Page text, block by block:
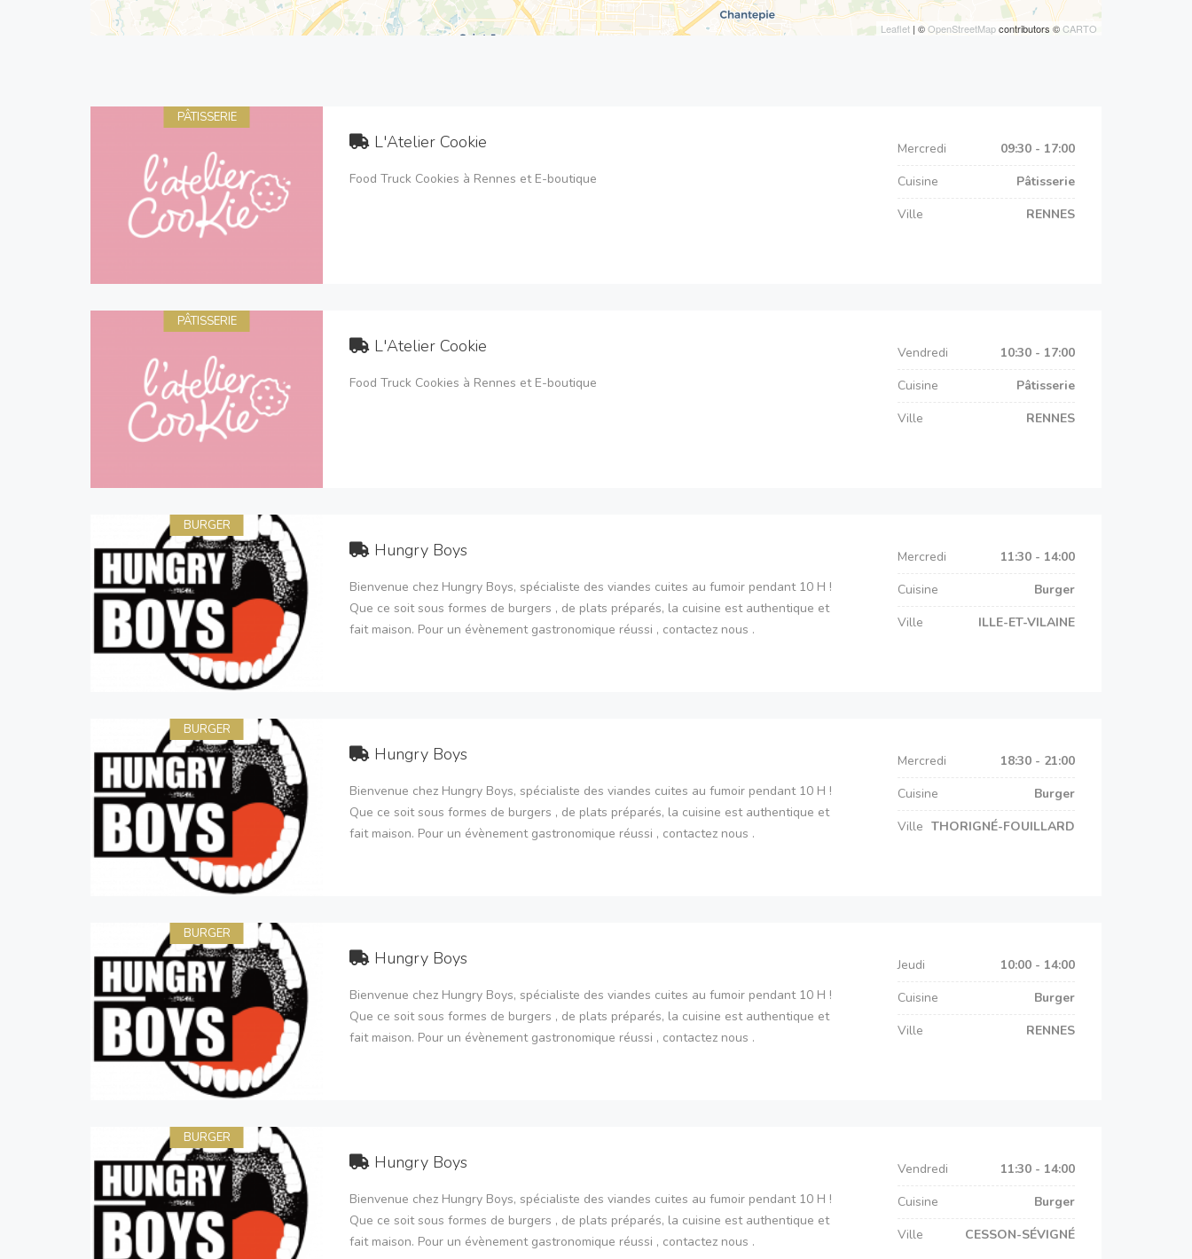
Leaflet | ©OpenStreetMapcontributors ©CARTO
PÂTISSERIE
L'Atelier Cookie
Food Truck Cookies à Rennes et E-boutique
Mercredi
09:30 - 17:00
Cuisine
Pâtisserie
Ville
RENNES
PÂTISSERIE
L'Atelier Cookie
Food Truck Cookies à Rennes et E-boutique
Vendredi
10:30 - 17:00
Cuisine
Pâtisserie
Ville
RENNES
BURGER
Hungry Boys
Bienvenue chez Hungry Boys, spécialiste des viandes cuites au fumoir pendant 10 H !
Que ce soit sous formes de burgers , de plats préparés, la cuisine est authentique et
fait maison. Pour un évènement gastronomique réussi , contactez nous .
Mercredi
11:30 - 14:00
Cuisine
Burger
Ville
ILLE-ET-VILAINE
BURGER
Hungry Boys
Bienvenue chez Hungry Boys, spécialiste des viandes cuites au fumoir pendant 10 H !
Que ce soit sous formes de burgers , de plats préparés, la cuisine est authentique et
fait maison. Pour un évènement gastronomique réussi , contactez nous .
Mercredi
18:30 - 21:00
Cuisine
Burger
Ville THORIGNÉ-FOUILLARD
BURGER
Hungry Boys
Bienvenue chez Hungry Boys, spécialiste des viandes cuites au fumoir pendant 10 H !
Que ce soit sous formes de burgers , de plats préparés, la cuisine est authentique et
fait maison. Pour un évènement gastronomique réussi , contactez nous .
Jeudi
10:00 - 14:00
Cuisine
Burger
Ville
RENNES
BURGER
Hungry Boys
Bienvenue chez Hungry Boys, spécialiste des viandes cuites au fumoir pendant 10 H !
Que ce soit sous formes de burgers , de plats préparés, la cuisine est authentique et
fait maison. Pour un évènement gastronomique réussi , contactez nous .
Vendredi
11:30 - 14:00
Cuisine
Burger
Ville
CESSON-SÉVIGNÉ